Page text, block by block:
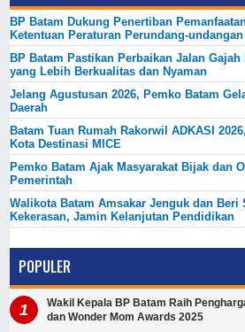
BP Batam Dukung Penertiban
Ketentuan Peraturan Perundang-undangan
BP Batam Pastikan Perbaikan Jalan
yang Lebih Berkualitas dan Nyaman
Jelang Agustusan 2026, Pemko Batam
Daerah
Batam Tuan Rumah Rakorwil ADKASI
Kota Destinasi MICE
Pemko Batam Ajak Masyarakat Bijak dan
Pemerintah
Walikota Batam Amsakar Jenguk dan Beri
Kekerasan, Jamin Kelanjutan Pendidikan
POPULER
Wakil Kepala BP Batam Raih
dan Wonder Mom Awards 2025